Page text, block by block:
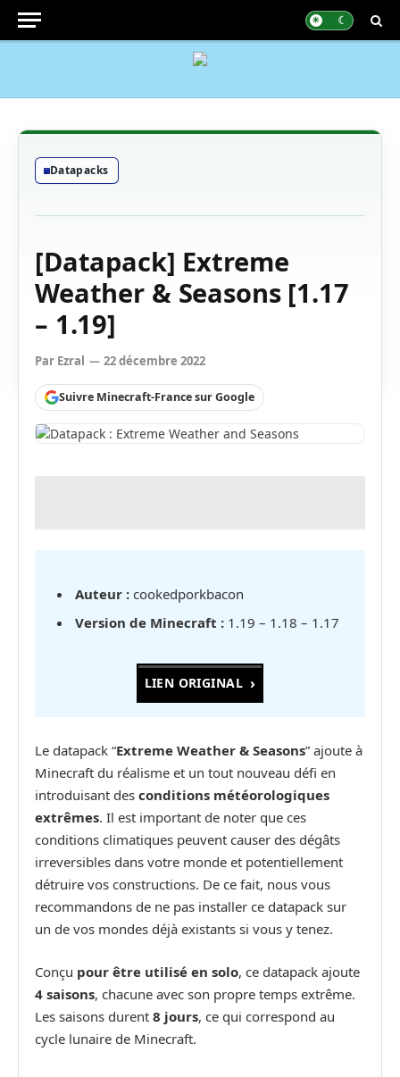
Datapacks
[Datapack] Extreme
Weather & Seasons [1.17
– 1.19]
Par Ezral 22 décembre 2022
Suivre Minecraft-France sur Google
Auteur : cookedporkbacon
Version de Minecraft : 1.19 – 1.18 – 1.17
LIEN ORIGINAL
Le datapack “Extreme Weather & Seasons” ajoute à
Minecraft du réalisme et un tout nouveau défi en
introduisant des conditions météorologiques
extrêmes. Il est important de noter que ces
conditions climatiques peuvent causer des dégâts
irreversibles dans votre monde et potentiellement
détruire vos constructions. De ce fait, nous vous
recommandons de ne pas installer ce datapack sur
un de vos mondes déjà existants si vous y tenez.
Conçu pour être utilisé en solo, ce datapack ajoute
4 saisons, chacune avec son propre temps extrême.
Les saisons durent 8 jours, ce qui correspond au
cycle lunaire de Minecraft.